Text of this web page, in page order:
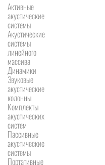
Активные
акустические
системы
Акустические
системы
линейного
массива
Динамики
Звуковые
акустические
колонны
Комплекты
акустических
систем
Пассивные
акустические
системы
Портативные